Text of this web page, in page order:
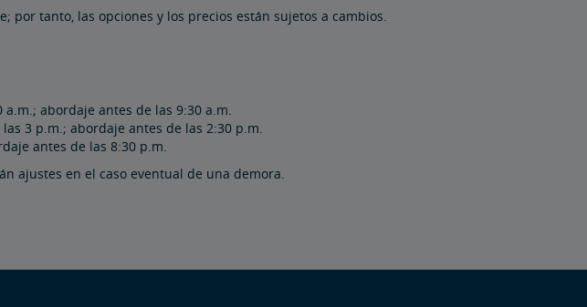
por tanto, las opciones y los precios están sujetos a cambios.
abordaje antes de las 9:30 a.m.
3 p.m.; abordaje antes de las 2:30 p.m.
antes de las 8:30 p.m.
ajustes en el caso eventual de una demora.